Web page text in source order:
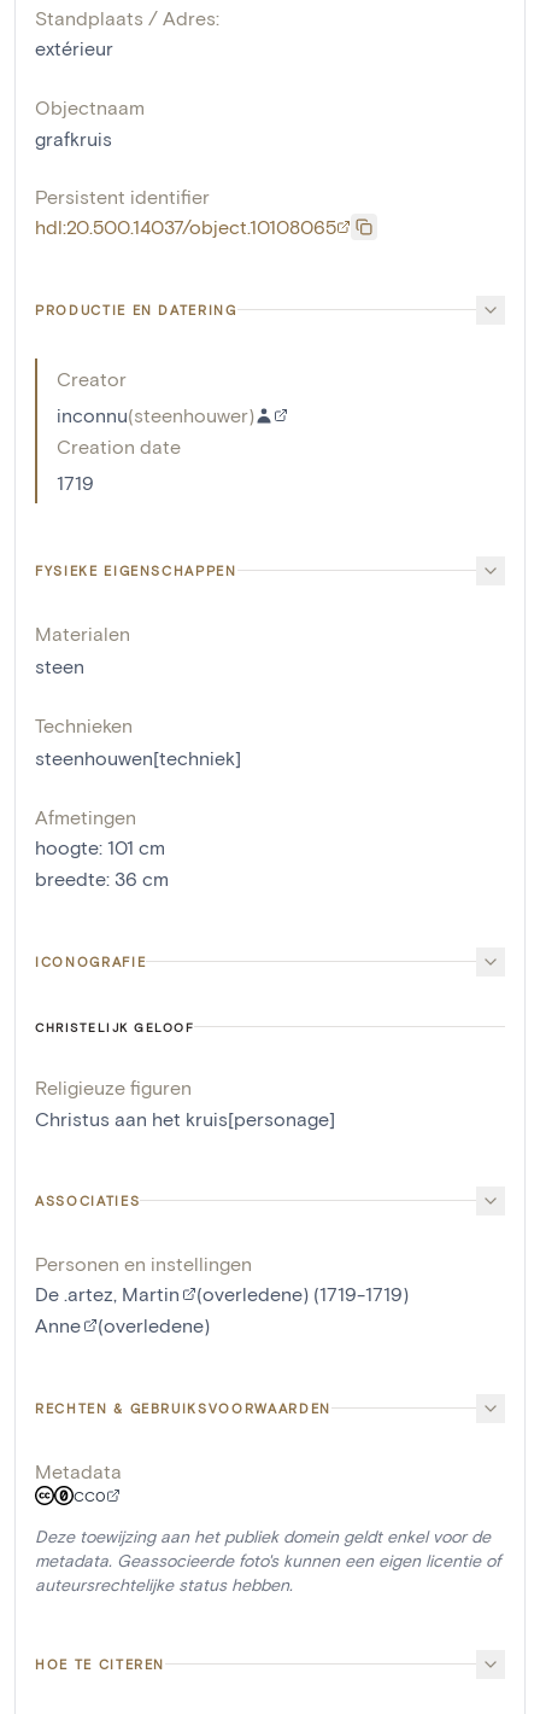
Standplaats / Adres:
extérieur
Objectnaam
grafkruis
Persistent identifier
hdl:20.500.14037/object.10108065
PRODUCTIE EN DATERING
Creator
inconnu(steenhouwer)
Creation date
1719
FYSIEKE EIGENSCHAPPEN
Materialen
steen
Technieken
steenhouwen[techniek]
Afmetingen
hoogte: 101 cm
breedte: 36 cm
ICONOGRAFIE
CHRISTELIJK GELOOF
Religieuze figuren
Christus aan het kruis[personage]
ASSOCIATIES
Personen en instellingen
De .artez, Martin
(overledene) (1719-1719)
Anne
(overledene)
RECHTEN & GEBRUIKSVOORWAARDEN
Metadata
CC0
Deze toewijzing aan het publiek domein geldt enkel voor de
metadata. Geassocieerde foto's kunnen een eigen licentie of
auteursrechtelijke status hebben.
HOE TE CITEREN